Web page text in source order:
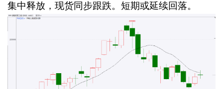
集中释放，现货同步跟跌。短期或延续回落。